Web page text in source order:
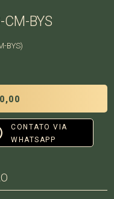
BYS
BYS)
CONTATO VIA
WHATSAPP